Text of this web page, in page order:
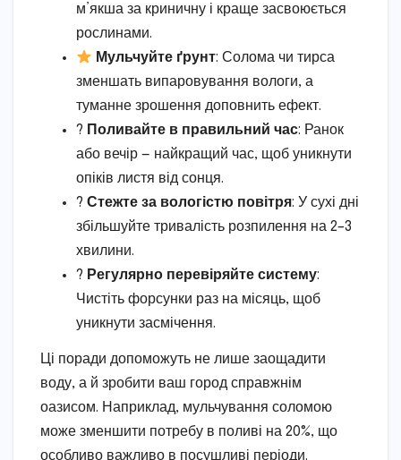
м’якша за криничну і краще засвоюється
рослинами.
Мульчуйте ґрунт: Солома чи тирса
зменшать випаровування вологи, а
туманне зрошення доповнить ефект.
? Поливайте в правильний час: Ранок
або вечір — найкращий час, щоб уникнути
опіків листя від сонця.
? Стежте за вологістю повітря: У сухі дні
збільшуйте тривалість розпилення на 2–3
хвилини.
? Регулярно перевіряйте систему:
Чистіть форсунки раз на місяць, щоб
уникнути засмічення.
Ці поради допоможуть не лише заощадити
воду, а й зробити ваш город справжнім
оазисом. Наприклад, мульчування соломою
може зменшити потребу в поливі на 20%, що
особливо важливо в посушливі періоди.